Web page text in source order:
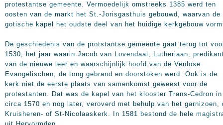
protestantse gemeente. Vermoedelijk omstreeks 1385 werd ten
oosten van de markt het St.-Jorisgasthuis gebouwd, waarvan de
gotische kapel het oudste deel van het huidige kerkgebouw
De geschiedenis van de protstantse gemeente gaat terug tot
1530, het jaar waarin Jacob van Lovendaal, Lutheriaan,
van de nieuwe leer en waarschijnlijk hoofd van de Venlose
Evangelischen, de tong gebrand en doorstoken werd. Ook is de
kerk niet de eerste plaats van samenkomst geweest voor de
protestanten. Dat was de kapel van het klooster Trans-Cedron in
circa 1570 en nog later, veroverd met behulp van het garnizoen,
Kruisheren- of St-Nicolaaskerk. In 1581 bestond de hele